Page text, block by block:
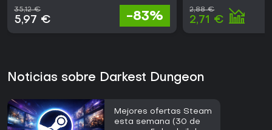
35,12 €
5,97 € -83%
2,88 €
2,71 €
Noticias sobre Darkest Dungeon
Mejores ofertas Steam
esta semana (30 de